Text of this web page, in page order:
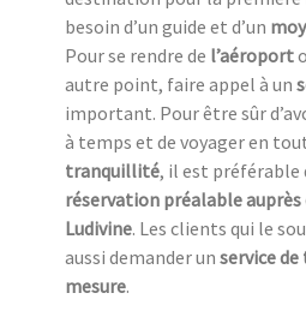
besoin d’un guide et d’un
Pour se rendre de l’aéroport
autre point, faire appel à un
important. Pour être sûr
à temps et de voyager en
tranquillité, il est préférable
réservation préalable auprès
Ludivine. Les clients qui le
aussi demander un service
mesure.